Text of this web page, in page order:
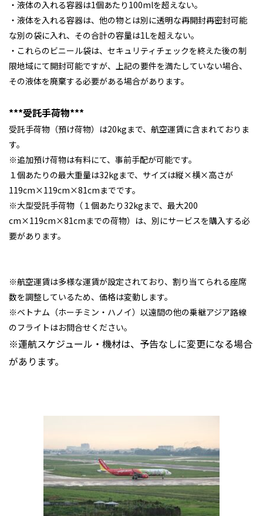
・液体の入れる容器は1個あたり100mlを超えない。
・液体を入れる容器は、他の物とは別に透明な再開封再密封可能
な別の袋に入れ、その合計の容量は1Lを超えない。
・これらのビニール袋は、セキュリティチェックを終えた後の制
限地域にて開封可能ですが、上記の要件を満たしていない場合、
その液体を廃棄する必要がある場合があります。
***受託手荷物***
受託手荷物（預け荷物）は20kgまで、航空運賃に含まれておりま
す。
※追加預け荷物は有料にて、事前手配が可能です。
１個あたりの最大重量は32kgまで、サイズは縦×横×高さが
119cm×119cm×81cmまでです。
※大型受託手荷物（１個あたり32kgまで、最大200
cm×119cm×81cmまでの荷物）は、別にサービスを購入する必
要があります。
※航空運賃は多様な運賃が設定されており、割り当てられる座席
数を調整しているため、価格は変動します。
※ベトナム（ホーチミン・ハノイ）以遠間の他の乗継アジア路線
のフライトはお問合せください。
※運航スケジュール・機材は、予告なしに変更になる場合
があります。